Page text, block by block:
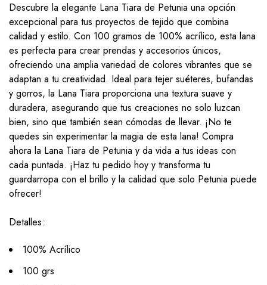
Descubre la elegante Lana Tiara de Petunia una opción
excepcional para tus proyectos de tejido que combina
calidad y estilo. Con 100 gramos de 100% acrílico, esta lana
es perfecta para crear prendas y accesorios únicos,
ofreciendo una amplia variedad de colores vibrantes que se
adaptan a tu creatividad. Ideal para tejer suéteres, bufandas
y gorros, la Lana Tiara proporciona una textura suave y
duradera, asegurando que tus creaciones no solo luzcan
bien, sino que también sean cómodas de llevar. ¡No te
quedes sin experimentar la magia de esta lana! Compra
ahora la Lana Tiara de Petunia y da vida a tus ideas con
cada puntada. ¡Haz tu pedido hoy y transforma tu
guardarropa con el brillo y la calidad que solo Petunia puede
ofrecer!
Detalles:
100% Acrílico
100 grs